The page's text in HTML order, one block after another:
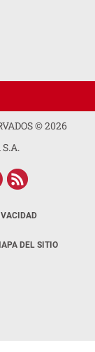
©2026
DEL SITIO